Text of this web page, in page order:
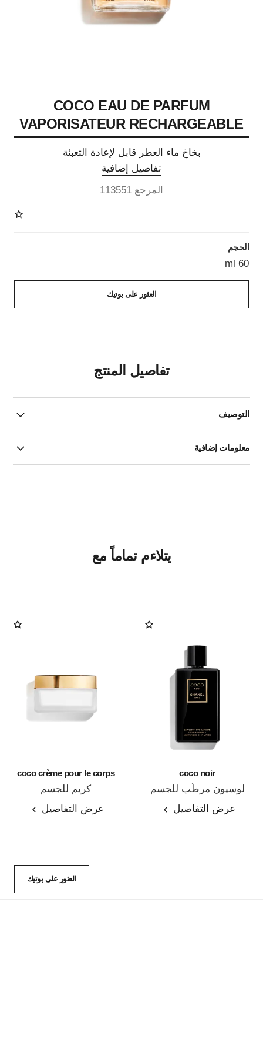
COCO EAU DE PARFUM
VAPORISATEUR RECHARGEABLE
بخاخ ماء العطر قابل لإعادة التعبئة
تفاصيل إضافية
المرجع 113551
الحجم
60 ml
العثور على بوتيك
تفاصيل المنتج
التوصيف
معلومات إضافية
يتلاءم تماماً مع
coco noir
لوسيون مرطّب للجسم
عرض التفاصيل
coco crème pour le corps
كريم للجسم
عرض التفاصيل
العثور على بوتيك